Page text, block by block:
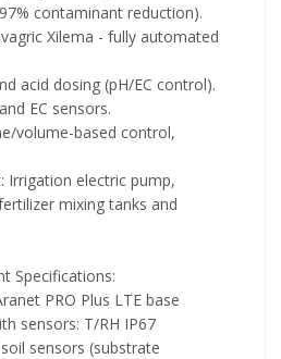
contaminant reduction).
Xilema - fully automated
acid dosing (pH/EC control).
EC sensors.
volume-based control,
Irrigation electric pump,
mixing tanks and
Specifications:
PRO Plus LTE base
sensors: T/RH IP67
sensors (substrate